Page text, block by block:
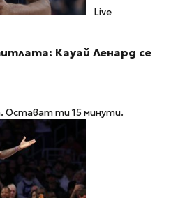
Live
Кауай Ленард се
Остават ти 15 минути.